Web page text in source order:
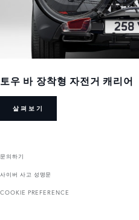
토우 바 장착형 자전거 캐리어
살펴보기
문의하기
사이버 사고 성명문
COOKIE PREFERENCE